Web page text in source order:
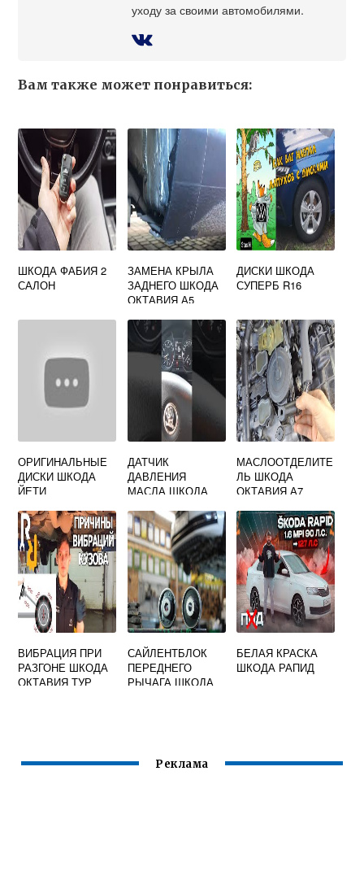
уходу за своими автомобилями.
Вам также может понравиться:
ШКОДА ФАБИЯ 2
САЛОН
ЗАМЕНА КРЫЛА
ЗАДНЕГО ШКОДА
ОКТАВИЯ А5
ДИСКИ ШКОДА
СУПЕРБ R16
ОРИГИНАЛЬНЫЕ
ДИСКИ ШКОДА
ЙЕТИ
ДАТЧИК
ДАВЛЕНИЯ
МАСЛА ШКОДА
МАСЛООТДЕЛИТЕ
ЛЬ ШКОДА
ОКТАВИЯ А7
ВИБРАЦИЯ ПРИ
РАЗГОНЕ ШКОДА
ОКТАВИЯ ТУР
САЙЛЕНТБЛОК
ПЕРЕДНЕГО
РЫЧАГА ШКОДА
БЕЛАЯ КРАСКА
ШКОДА РАПИД
Реклама